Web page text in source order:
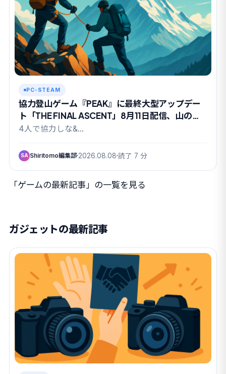
PC-STEAM
協力登山ゲーム『PEAK』に最終大型アップデー
ト「THE FINAL ASCENT」8月11日配信、山の日
に有終の美か
4人で協力しな&…
SA Shiritomo編集部 2026.08.08 読了 7 分
「ゲームの最新記事」の一覧を見る
ガジェットの最新記事